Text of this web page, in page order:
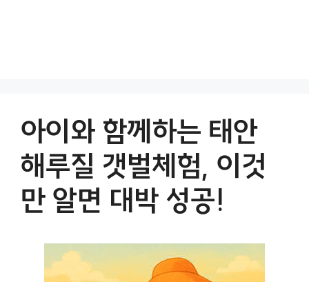
아이와 함께하는 태안
해루질 갯벌체험, 이것
만 알면 대박 성공!